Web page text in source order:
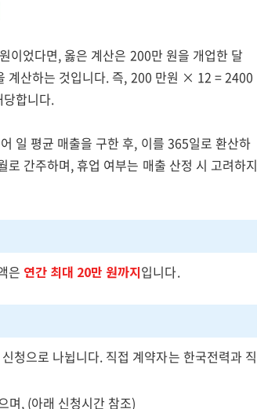
이었다면, 옳은 계산은 200만 원을 개업한 달
계산하는 것입니다. 즉, 200 만원 × 12 = 2400
합니다.
일 평균 매출을 구한 후, 이를 365일로 환산하
간주하며, 휴업 여부는 매출 산정 시 고려하지
은 연간 최대 20만 원까지입니다.
청으로 나뉩니다. 직접 계약자는 한국전력과 직
며, (아래 신청시간 참조)